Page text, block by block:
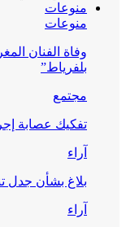
منوعات
منوعات
وفاة الفنان
بلفرياط”
مجتمع
تفكيك عصابة
آراء
بلاغ بشأن جدل
آراء